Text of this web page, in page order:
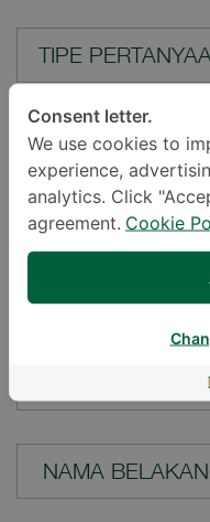
TIPE
LOKASI*
PERTANYAAN
NAMA
Consent letter.
We use cookies to
experience,
analytics. Click
agreement. Cookie